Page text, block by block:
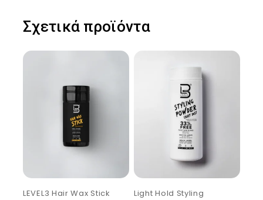
Σχετικά προϊόντα
LEVEL3 Hair Wax Stick
Light Hold Styling